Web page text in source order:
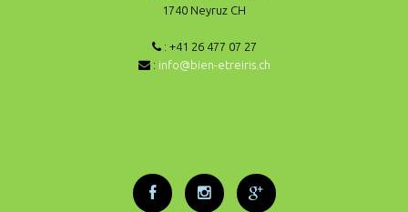
1740 Neyruz CH
: +41 26 477 07 27
: info@bien-etreiris.ch